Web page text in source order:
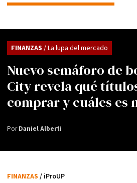
Nuevo semáforo de
City revela qué
comprar y cuáles es
FINANZAS / La lupa del mercado
PorDaniel Alberti
FINANZAS / iProUP